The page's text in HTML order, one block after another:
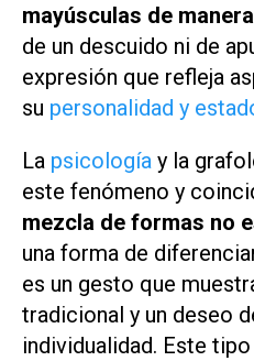
mayúsculas de
de un descuido ni de
expresión que refleja
su personalidad y
La psicología y la
este fenómeno y
mezcla de formas no
una forma de
es un gesto que
tradicional y un deseo
individualidad. Este